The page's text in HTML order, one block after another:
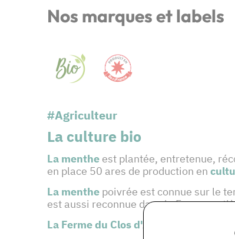
Nos marques et labels
#Agriculteur
La culture bio
La menthe est plantée, entretenue,
en place 50 ares de production en
La menthe poivrée est connue sur le
est aussi reconnue dans la France
La Ferme du Clos d'Artois
vend la